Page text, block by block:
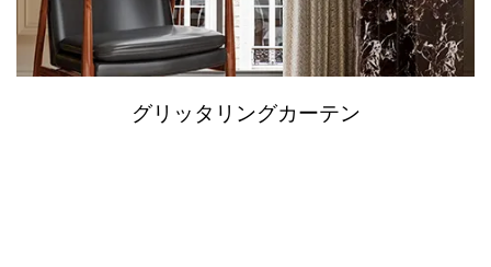
グリッタリングカーテン